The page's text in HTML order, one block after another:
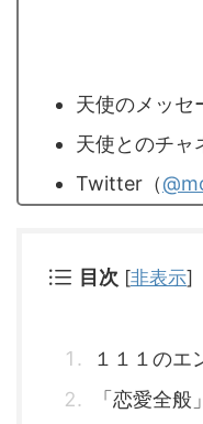
天使のメッセ
天使とのチャ
Twitter（
目次 [非表示]
１１１のエ
「恋愛全般